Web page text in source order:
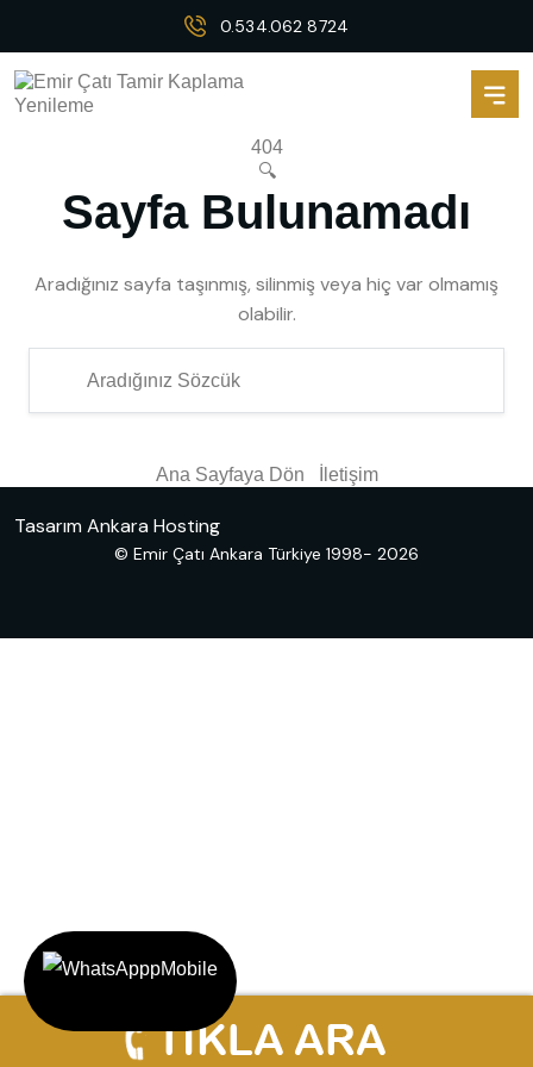
0.534.062 8724
404
🔍
Sayfa Bulunamadı
Aradığınız sayfa taşınmış, silinmiş veya hiç var olmamış
olabilir.
Ana Sayfaya Dön İletişim
Tasarım Ankara Hosting
© Emir Çatı Ankara Türkiye 1998- 2026